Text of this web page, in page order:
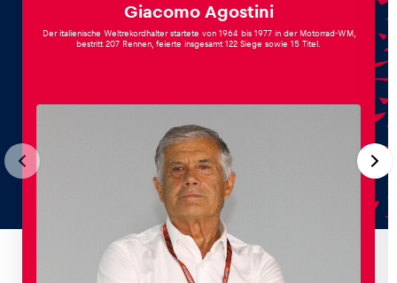
Giacomo Agostini
Der italienische Weltrekordhalter startete von 1964 bis 1977 in der Motorrad-WM,
bestritt 207 Rennen, feierte insgesamt 122 Siege sowie 15 Titel.